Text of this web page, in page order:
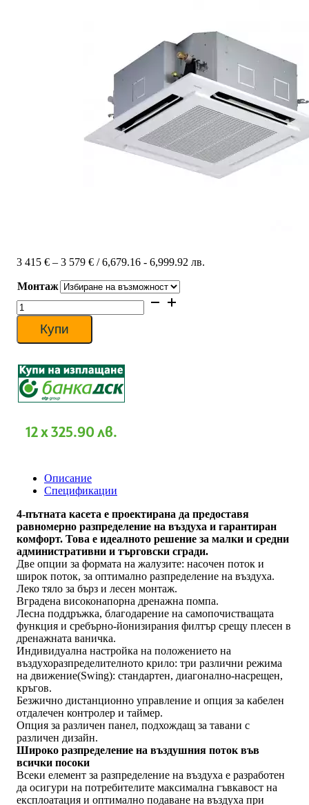
3 415 € – 3 579 €Price
3
415 €
/ 6,679.16 - 6,999.92 лв.
Монтаж
количество
за
Касетъчен
климатик
SM1104UTP-
E/RAV-
SM1104ATP-
000
Купи
12 x 325.90 лв.
Описание
Спецификации
4-пътната касета е проектирана да предoставя
равномерно разпределение на въздуха и гарантиран
комфорт. Това е идеалното решение за малки и средни
административни и търговски сгради.
Две опции за формата на жалузите: насочен поток и
широк поток, за оптимално разпределение на въздуха.
Леко тяло за бърз и лесен монтаж.
Вградена високонапорна дренажна помпа.
Лесна поддръжка, благодарение на самопочистващата
функция и сребърно-йонизирания филтър срещу плесен в
дренажната ваничка.
Индивидуална настройка на положението на
въздухоразпределителното крило: три различни режима
на движение(Swing): стандартен, диагонално-насрещен,
кръгов.
Безжично дистанционно управление и опция за кабелен
отдалечен контролер и таймер.
Опция за различен панел, подхождащ за тавани с
различен дизайн.
Широко разпределение на въздушния поток във
всички посоки
Всеки елемент за разпределение на въздуха е разработен
да осигури на потребителите максимална гъвкавост на
експлоатация и оптимално подаване на въздуха при